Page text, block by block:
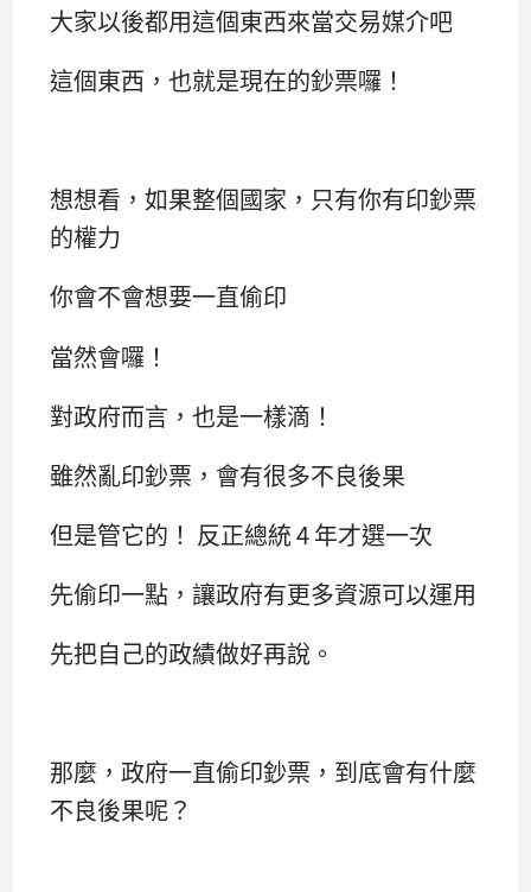
大家以後都用這個東西來當交易媒介吧
這個東西，也就是現在的鈔票囉！
想想看，如果整個國家，只有你有印鈔票
的權力
你會不會想要一直偷印
當然會囉！
對政府而言，也是一樣滴！
雖然亂印鈔票，會有很多不良後果
但是管它的！ 反正總統 4 年才選一次
先偷印一點，讓政府有更多資源可以運用
先把自己的政績做好再說。
那麼，政府一直偷印鈔票，到底會有什麼
不良後果呢？